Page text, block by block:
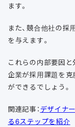
ます。
また、競合他社の
を与えます。
これらの内部要因と
企業が採用課題を克
ができるでしょう。
関連記事： デザイナ
る6ステップを紹介